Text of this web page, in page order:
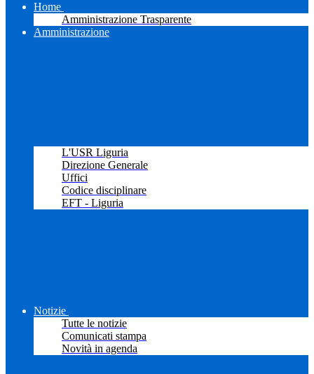
Home
Amministrazione Trasparente
Amministrazione
L'USR Liguria
Direzione Generale
Uffici
Codice disciplinare
EFT - Liguria
Notizie
Tutte le notizie
Comunicati stampa
Novità in agenda